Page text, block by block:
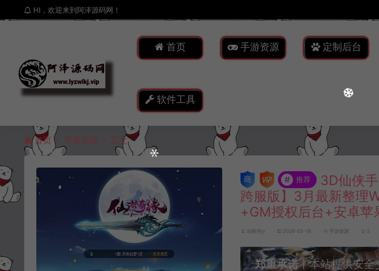
HI，欢迎来到阿泽源码网！
首页 手游资源 定制后台
软件工具
首页 手游资源 正文
# 推荐
3D仙侠
跨服版】3月最新整理
+GM授权后台+安卓苹
冷雨泽ღ 2026-03-18 手游资源 2
郑重承诺丨本站提供安